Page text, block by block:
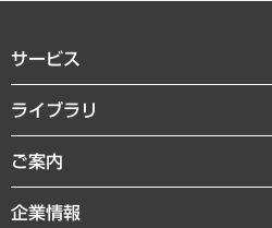
サービス
経営戦略
組織・人事戦略
デジタルイノベーション
ライブラリ
経済調査
レポート
コラム
ご案内
セミナー・イベント情報
企業情報